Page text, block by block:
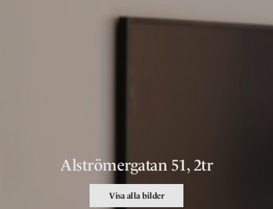
Alströmergatan 51, 2tr
Visa alla bilder